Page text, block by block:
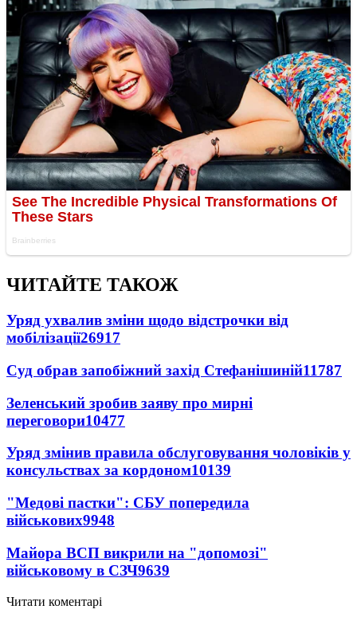
ЧИТАЙТЕ ТАКОЖ
Уряд ухвалив зміни щодо відстрочки від
мобілізації26917
Суд обрав запобіжний захід Стефанішиній11787
Зеленський зробив заяву про мирні
переговори10477
Уряд змінив правила обслуговування чоловіків у
консульствах за кордоном10139
"Медові пастки": СБУ попередила
військових9948
Майора ВСП викрили на "допомозі"
військовому в СЗЧ9639
Читати коментарі